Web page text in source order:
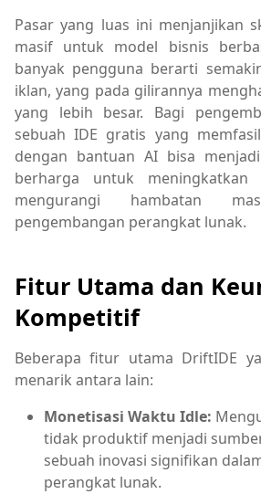
Pasar yang luas ini menjanjikan
masif untuk model bisnis
banyak pengguna berarti
iklan, yang pada gilirannya
yang lebih besar. Bagi
sebuah IDE gratis yang
dengan bantuan AI bisa
berharga untuk meningkatkan
mengurangi hambatan
pengembangan perangkat lunak.
Fitur Utama dan
Kompetitif
Beberapa fitur utama DriftIDE
menarik antara lain:
Monetisasi Waktu Idle:
tidak produktif menjadi
sebuah inovasi signifikan
perangkat lunak.